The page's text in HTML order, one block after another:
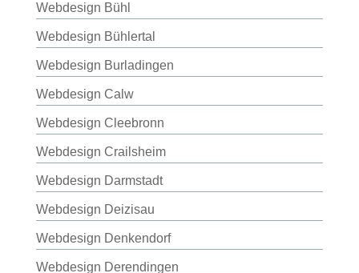
Webdesign Bühl
Webdesign Bühlertal
Webdesign Burladingen
Webdesign Calw
Webdesign Cleebronn
Webdesign Crailsheim
Webdesign Darmstadt
Webdesign Deizisau
Webdesign Denkendorf
Webdesign Derendingen